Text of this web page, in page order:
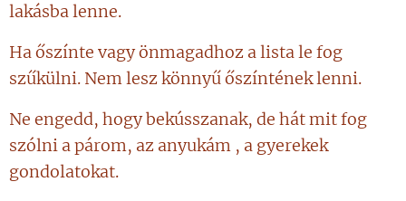
lakásba lenne.
Ha őszínte vagy önmagadhoz a lista le fog
szűkülni. Nem lesz könnyű őszíntének lenni.
Ne engedd, hogy bekússzanak, de hát mit fog
szólni a párom, az anyukám , a gyerekek
gondolatokat.